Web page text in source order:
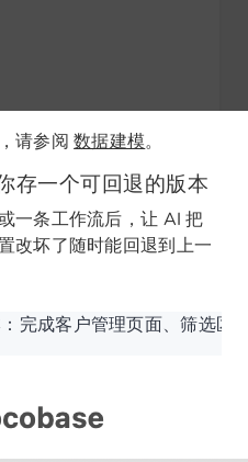
请参阅数据建模。
存一个可回退的版本
一条工作流后，让 AI 把
坏了随时能回退到上一
完成客户管理页面、筛选区